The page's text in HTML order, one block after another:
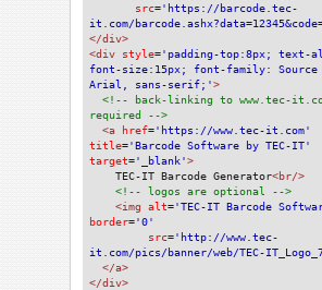
src='https://barcode.tec-
it.com/
</div>
<div style='padding-top:8px; text-
font-size:15px; font-family: Source
Arial, sans-serif;'>
<!-- back-linking to www.tec-
required -->
<a href='https://www.tec-it.com'
title='Barcode Software by TEC-IT'
target='_blank'>
TEC-IT Barcode Generator<br/>
<!-- logos are optional -->
<img alt='TEC-IT Barcode
border='0'
src='http://www.tec-
it.com/pics/banner/web/TEC-
</a>
</div>